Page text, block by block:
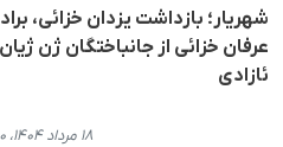
شهریار؛ بازداشت یزدان خزائی،
عرفان خزائی از جانباختگان ژن ژیان
ئازادی
۱۸ مرداد ۱۴۰۴، ۱۵:۰۰